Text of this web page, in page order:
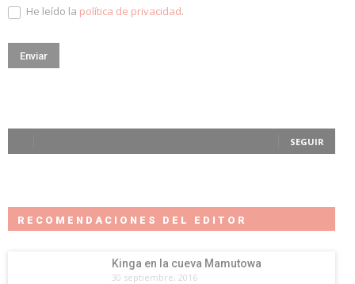
He leído la política de privacidad.
SEGUIR
RECOMENDACIONES DEL EDITOR
Kinga en la cueva Mamutowa
30 septiembre, 2016